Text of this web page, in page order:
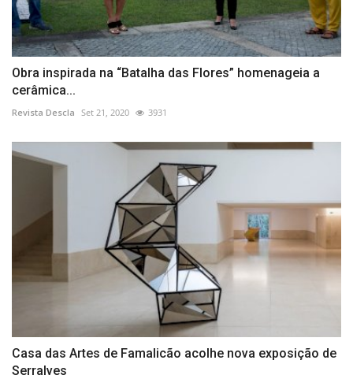
Obra inspirada na “Batalha das Flores” homenageia a
cerâmica...
Revista Descla Set 21, 2020 3931
Casa das Artes de Famalicão acolhe nova exposição de
Serralves